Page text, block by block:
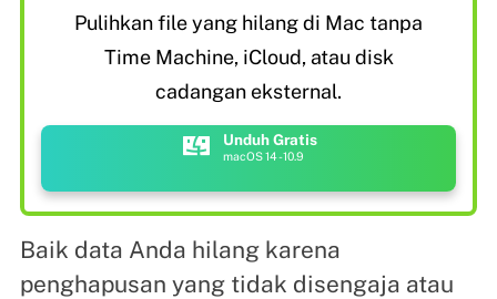
Pulihkan file yang hilang di Mac tanpa
Time Machine, iCloud, atau disk
cadangan eksternal.
Unduh Gratis
macOS 14 - 10.9
Baik data Anda hilang karena
penghapusan yang tidak disengaja atau